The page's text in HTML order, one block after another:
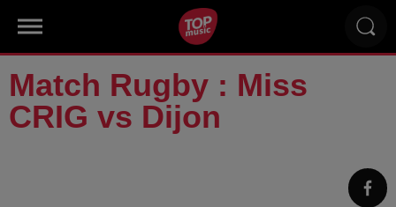
Match Rugby : Miss
CRIG vs Dijon